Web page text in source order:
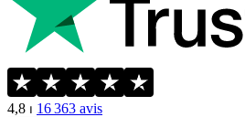
4,8 ⏐ 16 363 avis